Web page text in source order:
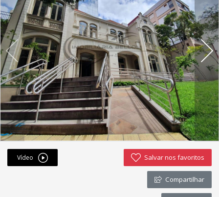
Fichas cadastrais
Financiamento
Hotsites
Política de privacidade
Postagens
Simulador de financiamento
whatsapp
ANUCIE SEU IMOVEL CONOSCO
Vídeo Salvar nos favoritos
Compartilhar